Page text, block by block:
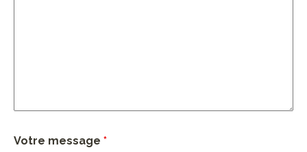
Votre message *